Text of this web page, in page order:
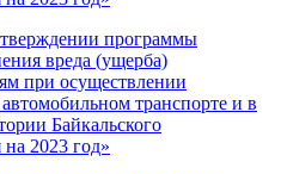
программы
вреда (ущерба)
при осуществлении
транспорте и в
Байкальского
2023 год»